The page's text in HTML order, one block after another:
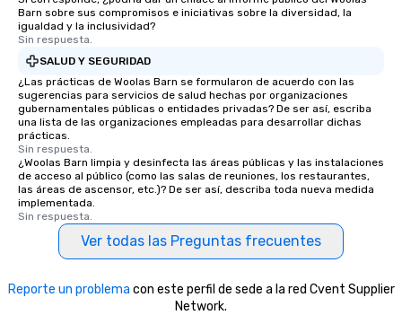
Barn sobre sus compromisos e iniciativas sobre la diversidad, la
igualdad y la inclusividad?
Sin respuesta.
SALUD Y SEGURIDAD
¿Las prácticas de Woolas Barn se formularon de acuerdo con las
sugerencias para servicios de salud hechas por organizaciones
gubernamentales públicas o entidades privadas? De ser así, escriba
una lista de las organizaciones empleadas para desarrollar dichas
prácticas.
Sin respuesta.
¿Woolas Barn limpia y desinfecta las áreas públicas y las instalaciones
de acceso al público (como las salas de reuniones, los restaurantes,
las áreas de ascensor, etc.)? De ser así, describa toda nueva medida
implementada.
Sin respuesta.
Ver todas las Preguntas frecuentes
Reporte un problema con este perfil de sede a la red Cvent Supplier
Network.